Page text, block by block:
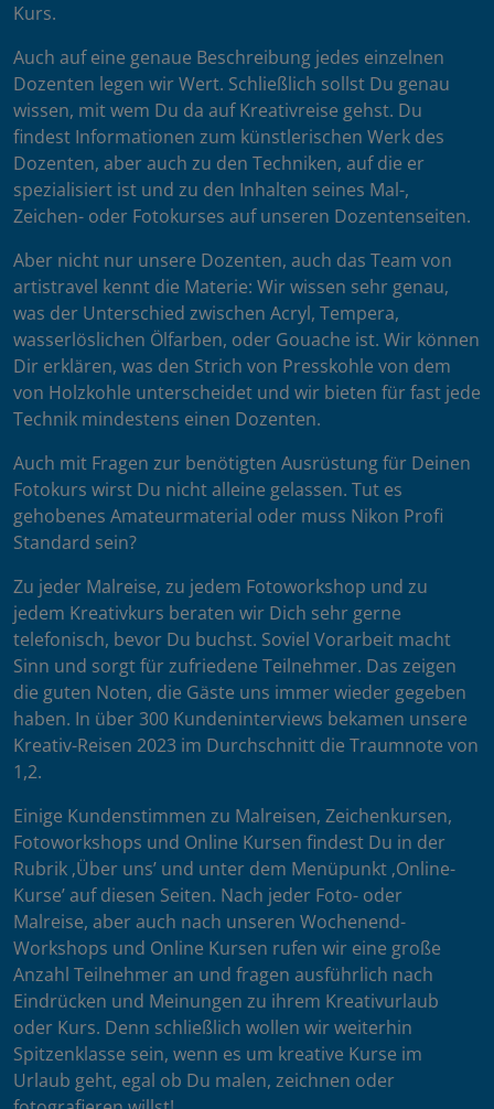
Kurs.
Auch auf eine genaue Beschreibung jedes einzelnen
Dozenten legen wir Wert. Schließlich sollst Du genau
wissen, mit wem Du da auf Kreativreise gehst. Du
findest Informationen zum künstlerischen Werk des
Dozenten, aber auch zu den Techniken, auf die er
spezialisiert ist und zu den Inhalten seines Mal-,
Zeichen- oder Fotokurses auf unseren Dozentenseiten.
Aber nicht nur unsere Dozenten, auch das Team von
artistravel kennt die Materie: Wir wissen sehr genau,
was der Unterschied zwischen Acryl, Tempera,
wasserlöslichen Ölfarben, oder Gouache ist. Wir können
Dir erklären, was den Strich von Presskohle von dem
von Holzkohle unterscheidet und wir bieten für fast jede
Technik mindestens einen Dozenten.
Auch mit Fragen zur benötigten Ausrüstung für Deinen
Fotokurs wirst Du nicht alleine gelassen. Tut es
gehobenes Amateurmaterial oder muss Nikon Profi
Standard sein?
Zu jeder Malreise, zu jedem Fotoworkshop und zu
jedem Kreativkurs beraten wir Dich sehr gerne
telefonisch, bevor Du buchst. Soviel Vorarbeit macht
Sinn und sorgt für zufriedene Teilnehmer. Das zeigen
die guten Noten, die Gäste uns immer wieder gegeben
haben. In über 300 Kundeninterviews bekamen unsere
Kreativ-Reisen 2023 im Durchschnitt die Traumnote von
1,2.
Einige Kundenstimmen zu Malreisen, Zeichenkursen,
Fotoworkshops und Online Kursen findest Du in der
Rubrik ‚Über uns’ und unter dem Menüpunkt ‚Online-
Kurse’ auf diesen Seiten. Nach jeder Foto- oder
Malreise, aber auch nach unseren Wochenend-
Workshops und Online Kursen rufen wir eine große
Anzahl Teilnehmer an und fragen ausführlich nach
Eindrücken und Meinungen zu ihrem Kreativurlaub
oder Kurs. Denn schließlich wollen wir weiterhin
Spitzenklasse sein, wenn es um kreative Kurse im
Urlaub geht, egal ob Du malen, zeichnen oder